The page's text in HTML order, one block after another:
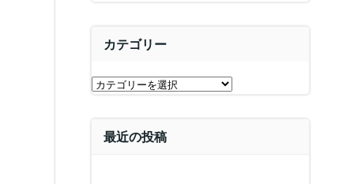
カテゴリー
カ
最近の投稿